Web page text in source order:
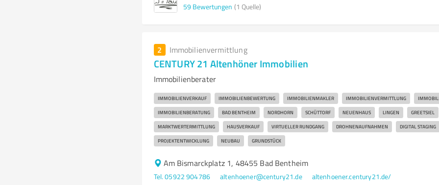
59 Bewertungen (1 Quelle)
2 Immobilienvermittlung
CENTURY 21 Altenhöner Immobilien
Immobilienberater
IMMOBILIENVERKAUF IMMOBILIENBEWERTUNG IMMOBILIENMAKLER IMMOBILIENVERMITTLUNG
IMMOBILIENBERATUNG BAD BENTHEIM NORDHORN SCHÜTTORF NEUENHAUS LINGEN GREETSIEL
MARKTWERTERMITTLUNG HAUSVERKAUF VIRTUELLER RUNDGANG DROHNENAUFNAHMEN DIGITAL STAGING
PROJEKTENTWICKLUNG NEUBAU GRUNDSTÜCK
Am Bismarckplatz 1, 48455 Bad Bentheim
Tel. 05922 904786 altenhoener@century21.de altenhoener.century21.de/